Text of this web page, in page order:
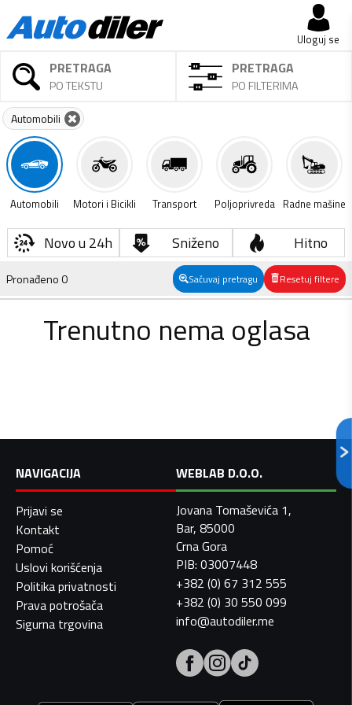
Uloguj se
PRETRAGA
PO TEKSTU
PRETRAGA
PO FILTERIMA
Automobili
Automobili Motori i Bicikli Transport Poljoprivreda Radne mašine
Novo u 24h Sniženo Hitno
Pronađeno0 Sačuvaj pretragu Resetuj filtere
Trenutno nema oglasa
NAVIGACIJA
Prijavi se
Kontakt
Pomoć
Uslovi korišćenja
Politika privatnosti
Prava potrošača
Sigurna trgovina
WEBLAB D.O.O.
Jovana Tomaševića 1,
Bar, 85000
Crna Gora
PIB: 03007448
+382 (0) 67 312 555
+382 (0) 30 550 099
info@autodiler.me